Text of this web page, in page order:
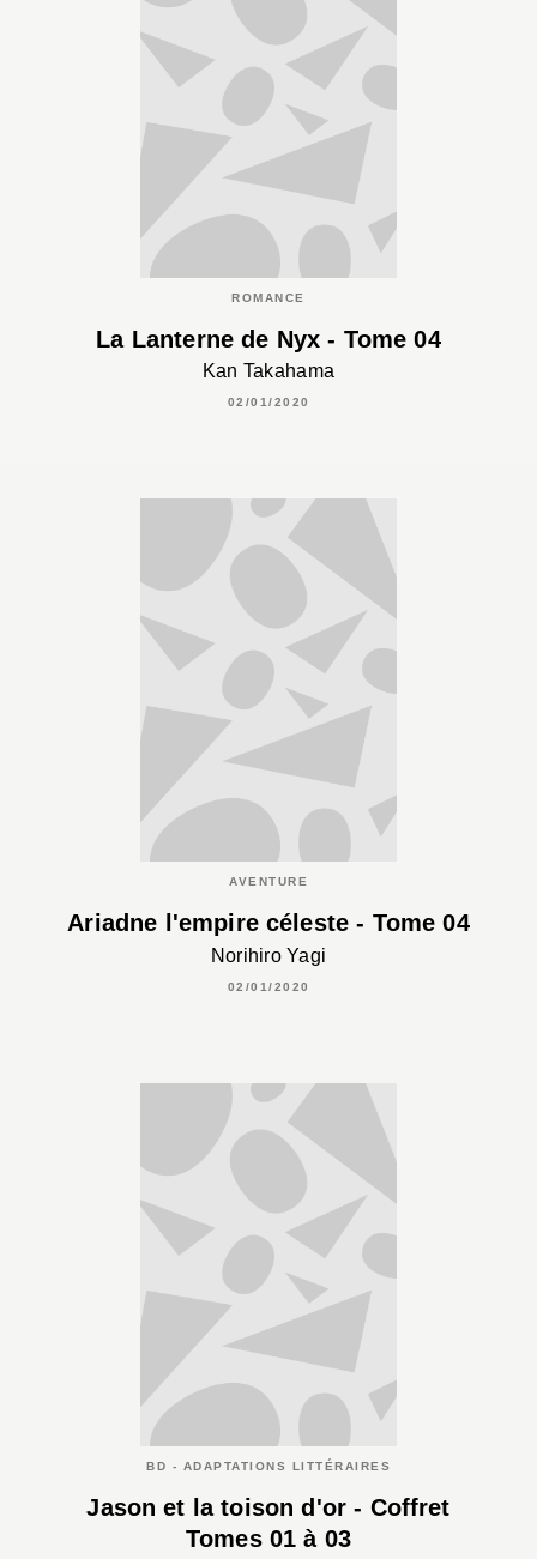
ROMANCE
La Lanterne de Nyx - Tome 04
Kan Takahama
02/01/2020
AVENTURE
Ariadne l'empire céleste - Tome 04
Norihiro Yagi
02/01/2020
BD - ADAPTATIONS LITTÉRAIRES
Jason et la toison d'or - Coffret
Tomes 01 à 03